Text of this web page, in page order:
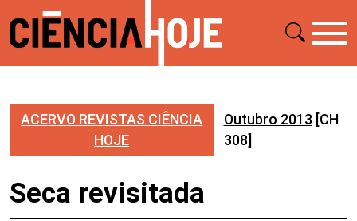
ACERVO REVISTAS CIÊNCIA
HOJE
Outubro 2013 [CH
308]
Seca revisitada